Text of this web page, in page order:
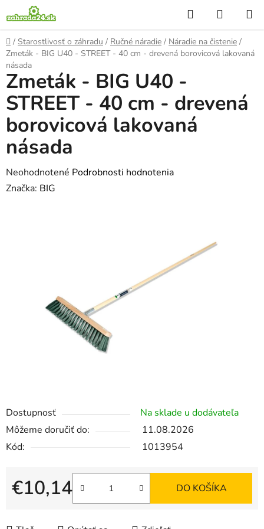
na
obsah
Hľadať
KOŠÍK
Domov
/ Starostlivosť o záhradu / Ručné náradie / Náradie na čistenie /
Zmeták - BIG U40 - STREET - 40 cm - drevená borovicová lakovaná
násada
Dostupnosť
Na sklade u dodávateľa
Môžeme doručiť do:
11.08.2026
Kód:
1013954
€10,14
Jednotková cena:
DO KOŠÍKA
Zmeták - BIG U40 -
STREET - 40 cm - drevená
borovicová lakovaná
násada
Priemerné
hodnotenie
Neohodnotené Podrobnosti hodnotenia
Značka: BIG